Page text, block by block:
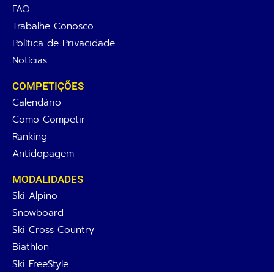
FAQ
Trabalhe Conosco
Política de Privacidade
Notícias
COMPETIÇÕES
Calendário
Como Competir
Ranking
Antidopagem
MODALIDADES
Ski Alpino
Snowboard
Ski Cross Country
Biathlon
Ski FreeStyle